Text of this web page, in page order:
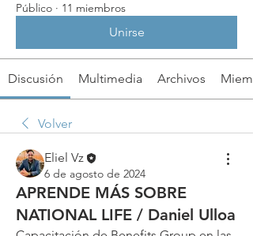
Público · 11 miembros
Unirse
Discusión Multimedia Archivos
Volver
Eliel Vz
6 de agosto de 2024
APRENDE MÁS SOBRE
NATIONAL LIFE / Daniel Ulloa